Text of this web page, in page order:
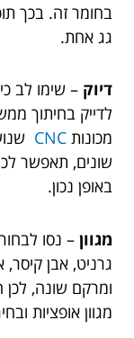
בחומר זה. בכך
גג אחת.
דיוק – שימו לב
לדייק בחיתוך
מכונות CNC
שונים, תאפשר
באופן נכון.
מגוון – נסו
גרניט, אבן
ומרקם שונה,
מגוון אופציות